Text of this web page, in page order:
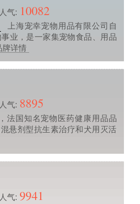
人气: 10082
上海宠幸宠物用品有限公司自
业，是一家集宠物食品、用品
牌详情
人气: 8895
法国知名宠物医药健康用品品
悬剂型抗生素治疗和犬用灭活
人气: 9941